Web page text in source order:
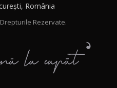
România
Rezervate.